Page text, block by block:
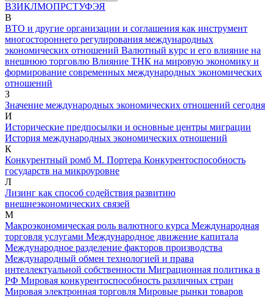
ВЗИКЛМОПРСТУФЭЯ
В
ВТО и другие организации и соглашения как инструмент
многостороннего регулирования международных
экономических отношений Валютный курс и его влияние на
внешнюю торговлю Влияние ТНК на мировую экономику и
формирование современных международных экономических
отношений
З
Значение международных экономических отношений сегодня
И
Исторические предпосылки и основные центры миграции
История международных экономических отношений
К
Конкурентный ромб М. Портера Конкурентоспособность
государств на микроуровне
Л
Лизинг как способ содействия развитию
внешнеэкономических связей
М
Макроэкономическая роль валютного курса Международная
торговля услугами Международное движение капитала
Международное разделение факторов производства
Международный обмен технологией и права
интеллектуальной собственности Миграционная политика в
РФ Мировая конкурентоспособность различных стран
Мировая электронная торговля Мировые рынки товаров